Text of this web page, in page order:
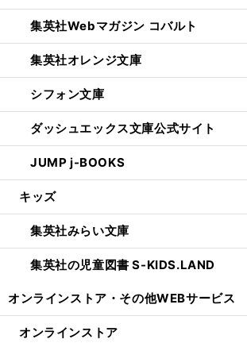
集英社Webマガジン コバルト
集英社オレンジ文庫
シフォン文庫
ダッシュエックス文庫公式サイト
JUMP j-BOOKS
キッズ
集英社みらい文庫
集英社の児童図書 S-KIDS.LAND
オンラインストア・ その他WEBサービス
オンラインストア